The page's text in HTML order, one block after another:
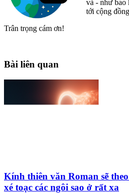
và - như bao
tới cộng
Trân trọng cám ơn!
Bài liên quan
Kính thiên văn Roman sẽ
xé toạc các ngôi sao ở rất xa